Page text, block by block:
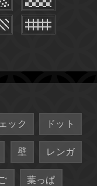
ック ドット
壁 レンガ
葉っぱ